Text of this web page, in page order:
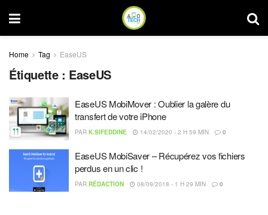
Home Tag EaseUS
Étiquette : EaseUS
EaseUS MobiMover : Oublier la galère du
transfert de votre iPhone
PAR K.SIFEDDINE 14/02/2020 - 2 H 59 MIN 0
EaseUS MobiSaver – Récupérez vos fichiers
perdus en un clic !
PAR RÉDACTION 08/09/2018 - 1 H 29 MIN 0